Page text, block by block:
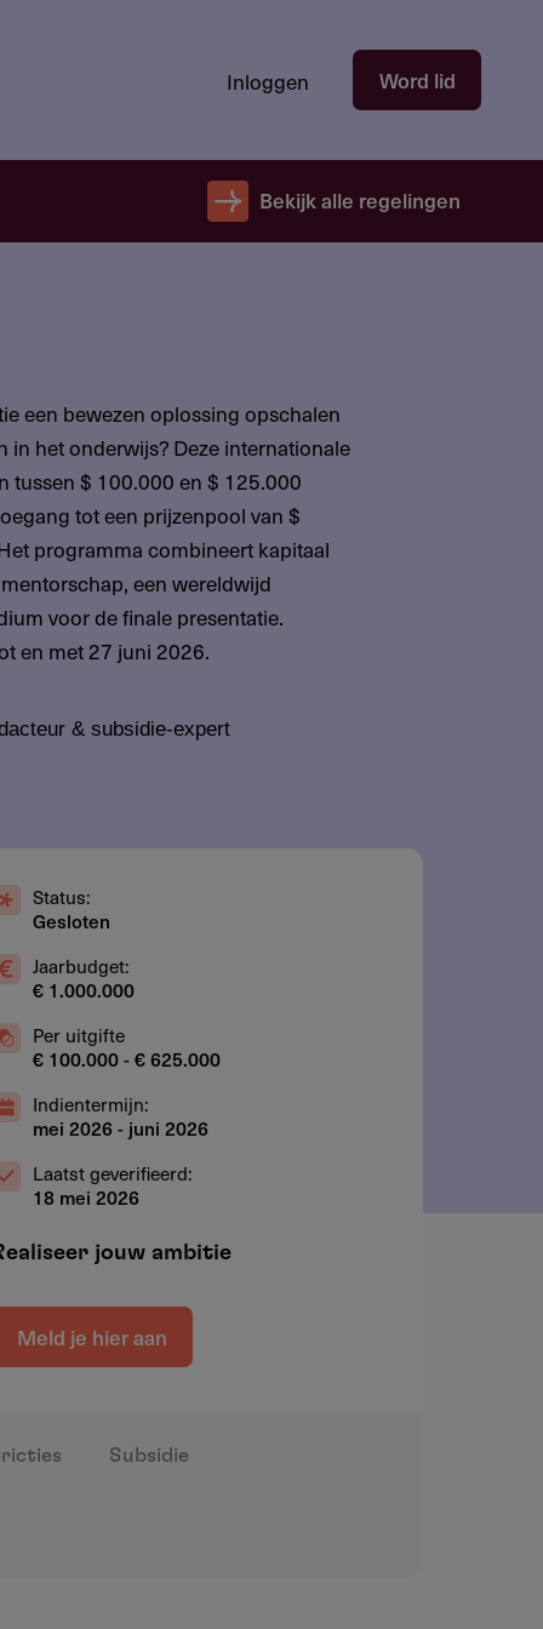
Hoofdnavigatie
gebruikersectie
niet
ingelogd
Inloggen Word lid
Bekijk alle regelingen
een bewezen oplossing opschalen
het onderwijs? Deze internationale
tussen $ 100.000 en $ 125.000
tot een prijzenpool van $
programma combineert kapitaal
een wereldwijd
voor de finale presentatie.
en met 27 juni 2026.
& subsidie-expert
Status:
Gesloten
Jaarbudget:
€ 1.000.000
Per uitgifte
€ 100.000 - € 625.000
Indientermijn:
mei 2026 - juni 2026
Laatst geverifieerd:
18 mei 2026
jouw ambitie
Meld je hier aan
Subsidie